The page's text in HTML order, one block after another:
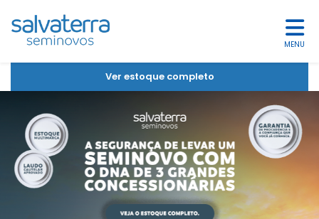
MENU
Ver estoque completo